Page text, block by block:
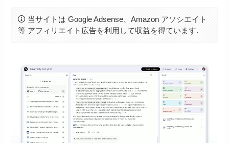
当サイトは Google Adsense、Amazon アソシエイト
等 アフィリエイト広告を利用して収益を得ています.